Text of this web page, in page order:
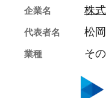
企業名 株
代表者名 松
業種 そ